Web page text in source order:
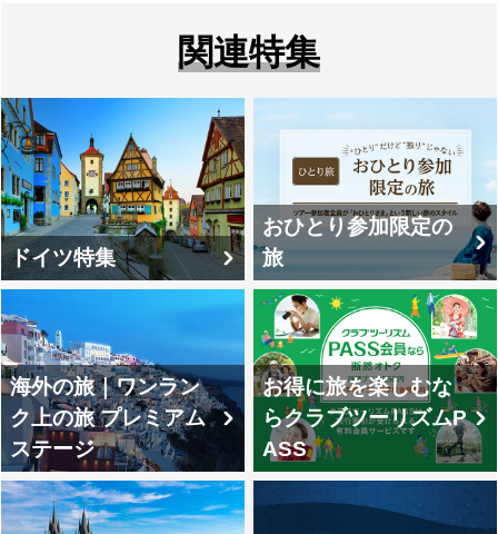
関連特集
ドイツ特集
おひとり参加限定の
旅
海外の旅｜ワンラン
ク上の旅 プレミアム
ステージ
お得に旅を楽しむな
らクラブツーリズムP
ASS